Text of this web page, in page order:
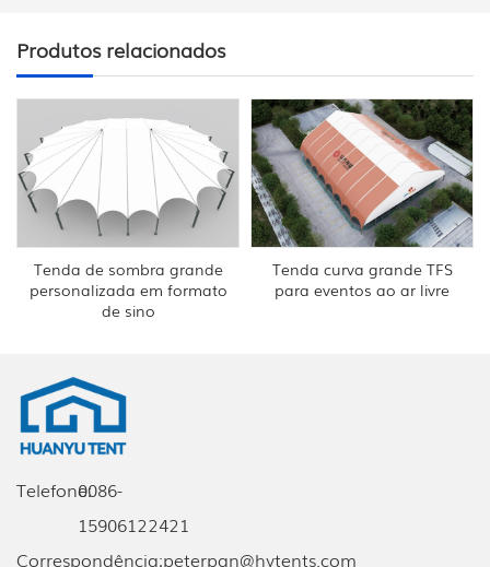
Produtos relacionados
Tenda de sombra grande
personalizada em formato
de sino
Tenda curva grande TFS
para eventos ao ar livre
Telefone:0086-
15906122421
Correspondência:peterpan@hytents.com